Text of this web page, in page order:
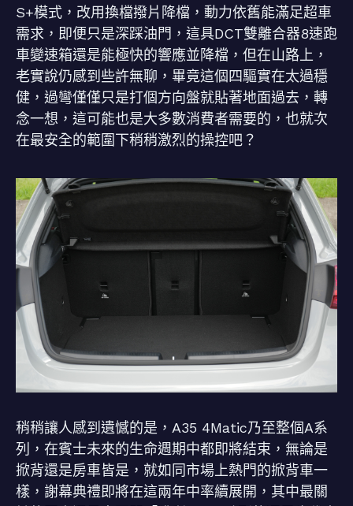
S+模式，改用換檔撥片降檔，動力依舊能滿足超車
需求，即便只是深踩油門，這具DCT雙離合器8速跑
車變速箱還是能極快的響應並降檔，但在山路上，
老實說仍感到些許無聊，畢竟這個四驅實在太過穩
健，過彎僅僅只是打個方向盤就貼著地面過去，轉
念一想，這可能也是大多數消費者需要的，也就次
在最安全的範圍下稍稍激烈的操控吧？
稍稍讓人感到遺憾的是，A35 4Matic乃至整個A系
列，在賓士未來的生命週期中都即將結束，無論是
掀背還是房車皆是，就如同市場上熱門的掀背車一
樣，謝幕典禮即將在這兩年中率續展開，其中最關